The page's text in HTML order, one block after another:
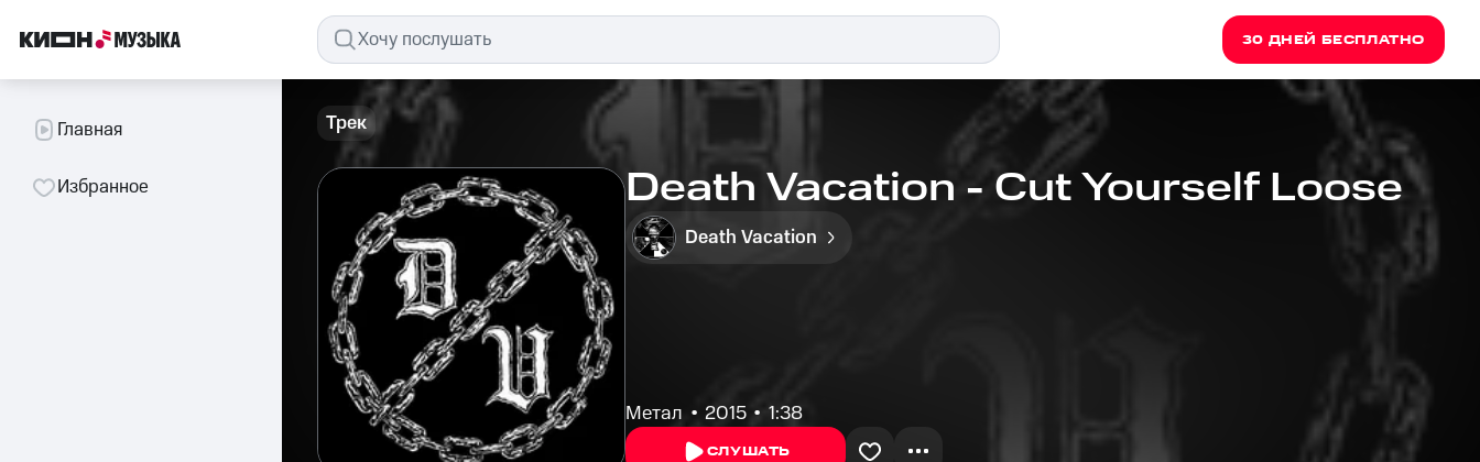
30 ДНЕЙ БЕСПЛАТНО
Главная
Избранное
Трек
Death Vacation - Cut Yourself Loose
Death Vacation
Метал 2015 1:38
СЛУШАТЬ